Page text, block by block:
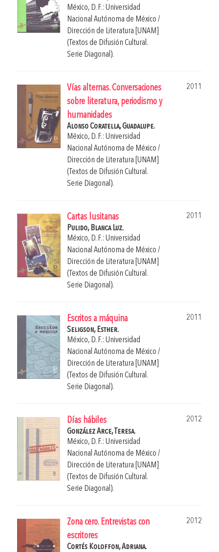
México, D. F.: Universidad
Nacional Autónoma de México /
Dirección de Literatura [UNAM]
(Textos de Difusión Cultural.
Serie Diagonal).
Vías alternas. Conversaciones
sobre literatura, periodismo y
humanidades
2011
Alonso Coratella, Guadalupe.
México, D. F.: Universidad
Nacional Autónoma de México /
Dirección de Literatura [UNAM]
(Textos de Difusión Cultural.
Serie Diagonal).
Cartas lusitanas
2011
Pulido, Blanca Luz.
México, D. F.: Universidad
Nacional Autónoma de México /
Dirección de Literatura [UNAM]
(Textos de Difusión Cultural.
Serie Diagonal).
Escritos a máquina
2011
Seligson, Esther.
México, D. F.: Universidad
Nacional Autónoma de México /
Dirección de Literatura [UNAM]
(Textos de Difusión Cultural.
Serie Diagonal).
Días hábiles
2012
González Arce, Teresa.
México, D. F.: Universidad
Nacional Autónoma de México /
Dirección de Literatura [UNAM]
(Textos de Difusión Cultural.
Serie Diagonal).
Zona cero. Entrevistas con
escritores
2012
Cortés Koloffon, Adriana.